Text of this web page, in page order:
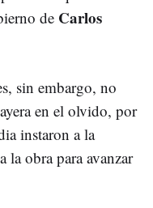
de Carlos
sin embargo, no
en el olvido, por
instaron a la
la obra para avanzar